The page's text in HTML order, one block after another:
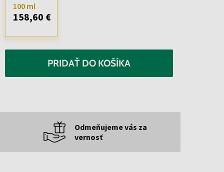
100 ml
158,60 €
PRIDAŤ DO KOŠÍKA
Odmeňujeme vás za
vernosť